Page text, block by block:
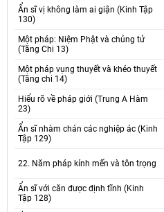
Ẩn sĩ vị không làm ai giận (Kinh Tập
130)
Một pháp: Niệm Phật và chủng tử
(Tăng Chi 13)
Một pháp vụng thuyết và khéo thuyết
(Tăng chi 14)
Hiểu rõ về pháp giới (Trung A Hàm
23)
Ẩn sĩ nhàm chán các nghiệp ác (Kinh
Tập 129)
22. Năm pháp kính mến và tôn trọng
Ẩn sĩ với căn được định tĩnh (Kinh
Tập 128)